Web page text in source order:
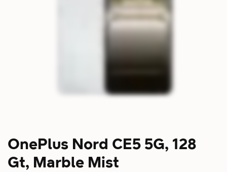
OnePlus Nord CE5 5G, 128
Gt, Marble Mist